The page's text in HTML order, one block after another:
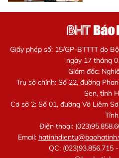
Giấy phép số: 15/GP-BTTTT do
ngày 17 tháng
Giám đốc:
Trụ sở chính: Số 22, đường
Sen, tỉnh
Cơ sở 2: Số 01, đường Võ Liêm
Tĩnh
Điện thoại:
Email:
QC: (023)93.856.715